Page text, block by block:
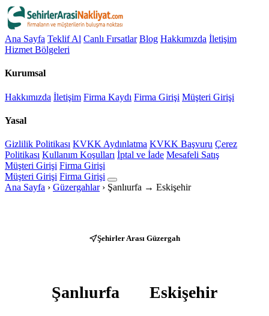
Ana Sayfa Teklif Al Canlı Fırsatlar Blog Hakkımızda İletişim
Hizmet Bölgeleri
Kurumsal
Hakkımızda İletişim Firma Kaydı Firma Girişi Müşteri Girişi
Yasal
Gizlilik Politikası KVKK Aydınlatma KVKK Başvuru Çerez
Politikası Kullanım Koşulları İptal ve İade Mesafeli Satış
Müşteri Girişi Firma Girişi
Müşteri Girişi Firma Girişi
Ana Sayfa › Güzergahlar › Şanlıurfa → Eskişehir
Şehirler Arası Güzergah
Şanlıurfa Eskişehir